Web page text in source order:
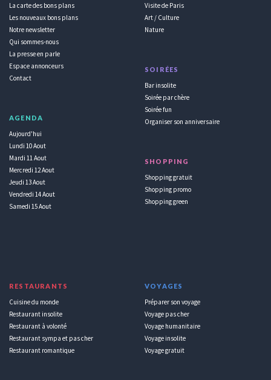
La carte des bons plans
Les nouveaux bons plans
Notre newsletter
Qui sommes-nous
La presse en parle
Espace annonceurs
Contact
AGENDA
Aujourd'hui
Lundi 10 Aout
Mardi 11 Aout
Mercredi 12 Aout
Jeudi 13 Aout
Vendredi 14 Aout
Samedi 15 Aout
Visite de Paris
Art / Culture
Nature
SOIRÉES
Bar insolite
Soirée par chère
Soirée fun
Organiser son anniversaire
SHOPPING
Shopping gratuit
Shopping promo
Shopping green
RESTAURANTS
Cuisine du monde
Restaurant insolite
Restaurant à volonté
Restaurant sympa et pas cher
Restaurant romantique
VOYAGES
Préparer son voyage
Voyage pas cher
Voyage humanitaire
Voyage insolite
Voyage gratuit